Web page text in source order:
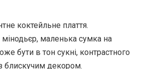
коктейльне плаття.
мінодьєр, маленька сумка на
бути в тон сукні, контрастного
блискучим декором.